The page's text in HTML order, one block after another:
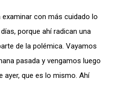
con más cuidado lo
porque ahí radican una
de la polémica. Vayamos
pasada y vengamos luego
ayer, que es lo mismo. Ahí